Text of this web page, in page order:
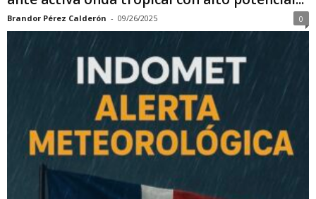
Brandor Pérez Calderón - 09/26/2025 0